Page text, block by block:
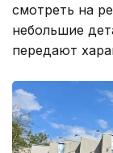
смотреть на
небольшие
передают